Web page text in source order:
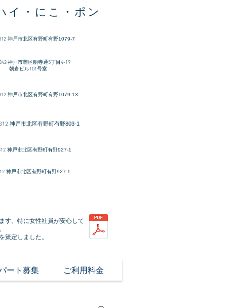
イ・にこ・ポン
​神戸市北区有野町有野1079-7
神戸市灘区船寺通5丁目4-19
ル101号室
神戸市北区有野町有野1079-13
神戸市北区有野町有野803-1
神戸市北区有野町有野927-1
神戸市北区有野町有野927-1
す。特に女性社員が安心して
策定しました。
ート募集 ご利用料金